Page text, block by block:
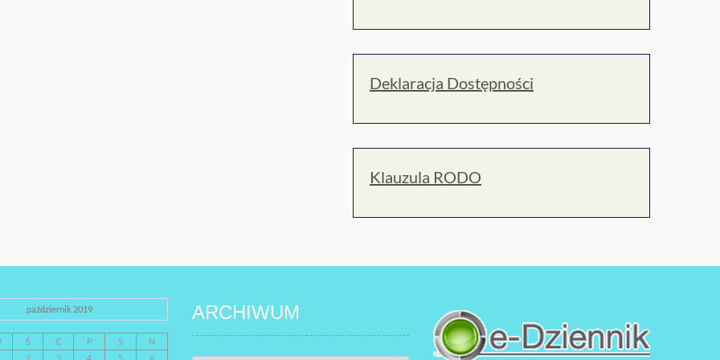
Deklaracja Dostępności
Klauzula RODO
październik 2019
Ś C P S
N
ARCHIWUM